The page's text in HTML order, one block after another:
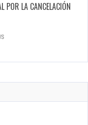
POR LA CANCELACIÓN